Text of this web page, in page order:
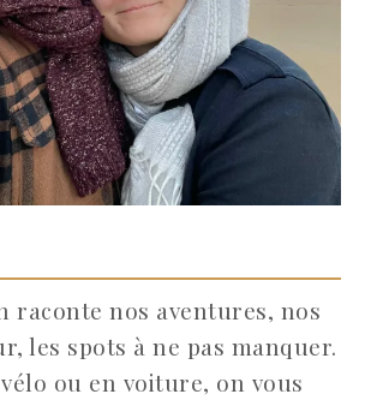
raconte nos aventures, nos
les spots à ne pas manquer.
ou en voiture, on vous